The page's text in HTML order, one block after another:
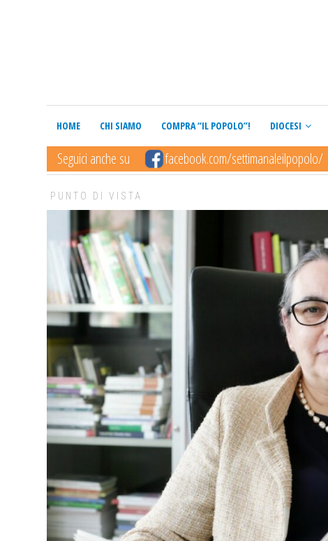
HOME CHI SIAMO COMPRA “IL POPOLO”! DIOCESI
Seguici anche su facebook.com/settimanaleilpopolo/
PUNTO DI VISTA